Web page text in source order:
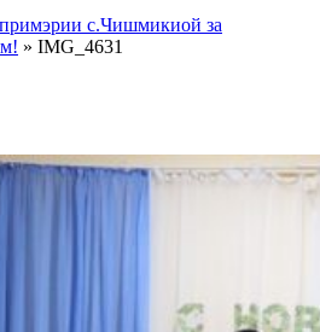
примэрии с.Чишмикиой за
» IMG_4631